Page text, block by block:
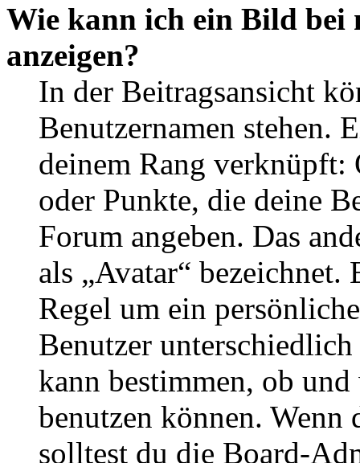
Wie kann ich ein Bild bei
anzeigen?
In der Beitragsansicht
Benutzernamen stehen.
deinem Rang verknüpft:
oder Punkte, die deine
Forum angeben. Das
als „Avatar“
Regel um ein
Benutzer
kann bestimmen, ob
benutzen können. Wenn
solltest du die Board-